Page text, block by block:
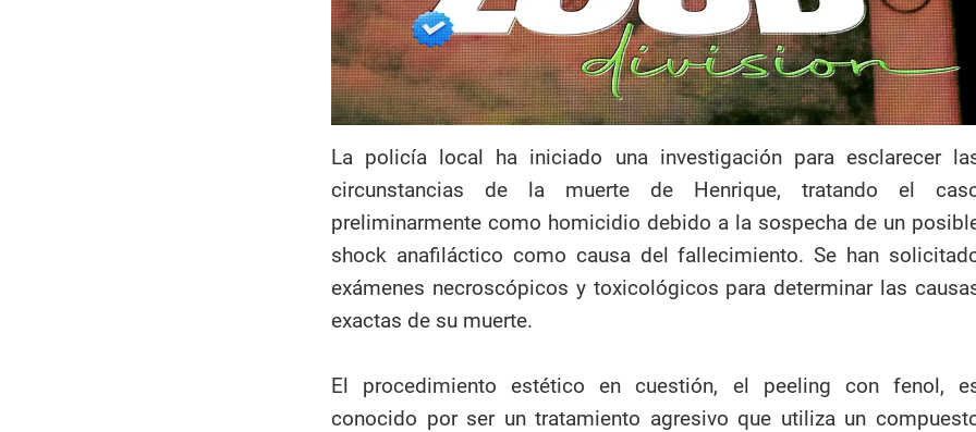
La policía local ha iniciado una investigación para esclarecer
circunstancias de la muerte de Henrique, tratando el
preliminarmente como homicidio debido a la sospecha de un
shock anafiláctico como causa del fallecimiento. Se han
exámenes necroscópicos y toxicológicos para determinar las
exactas de su muerte.
El procedimiento estético en cuestión, el peeling con fenol,
conocido por ser un tratamiento agresivo que utiliza un